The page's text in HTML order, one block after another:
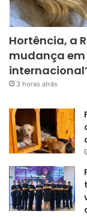
Hortência, a
mudança em
internacional’
3 horas atrás